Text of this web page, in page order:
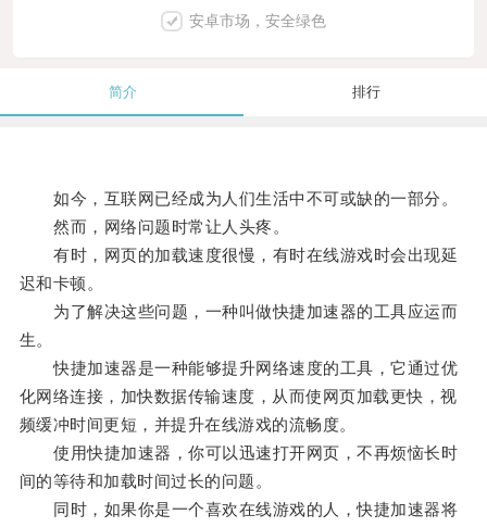
安卓市场，安全绿色
简介 排行
如今，互联网已经成为人们生活中不可或缺的一部分。
然而，网络问题时常让人头疼。
有时，网页的加载速度很慢，有时在线游戏时会出现延
迟和卡顿。
为了解决这些问题，一种叫做快捷加速器的工具应运而
生。
快捷加速器是一种能够提升网络速度的工具，它通过优
化网络连接，加快数据传输速度，从而使网页加载更快，视
频缓冲时间更短，并提升在线游戏的流畅度。
使用快捷加速器，你可以迅速打开网页，不再烦恼长时
间的等待和加载时间过长的问题。
同时，如果你是一个喜欢在线游戏的人，快捷加速器将